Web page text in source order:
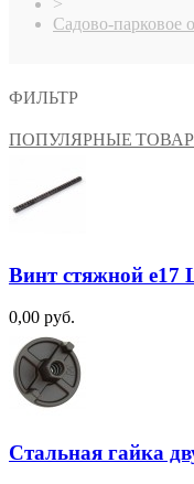
>
Садово-парковое
ФИЛЬТР
ПОПУЛЯРНЫЕ
Винт стяжной e17
0,00 руб.
Стальная гайка